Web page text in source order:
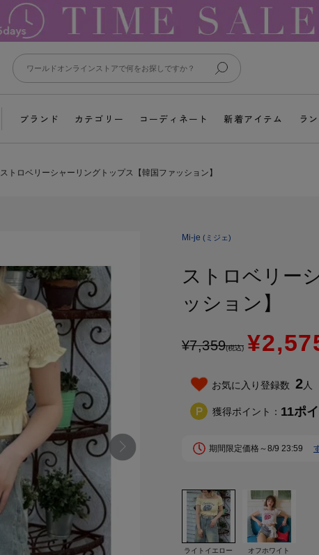
ブランド カテゴリー コーディネート 新着アイテム ラ
ストロベリーシャーリングトップス【韓国ファッション】
Mi-je (ミジェ)
ストロベリー
ッション】
¥7,359(税込)
お気に入り登録数 2人
獲得ポイント： 11ポ
期間限定価格～8/9 23:59
ライトイエロー
オフホワイト